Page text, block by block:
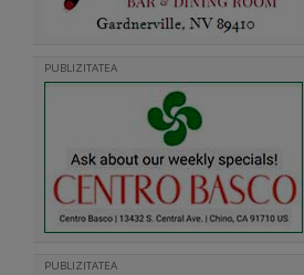
PUBLIZITATEA
PUBLIZITATEA